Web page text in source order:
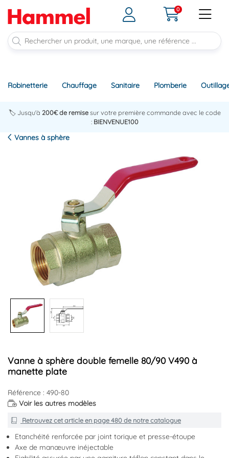
0
Robinetterie Chauffage Sanitaire Plomberie
🏷️ Jusqu'à 200€ de remisesur votre première commande avec le code
: BIENVENUE100
Vannes à sphère
Vanne à sphère double femelle 80/90 V490 à
manette plate
Référence : 490-80
Voir les autres modèles
Retrouvez cet article en page 480de notre catalogue
Etanchéité renforcée par joint torique et presse-étoupe
Axe de manœuvre inéjectable